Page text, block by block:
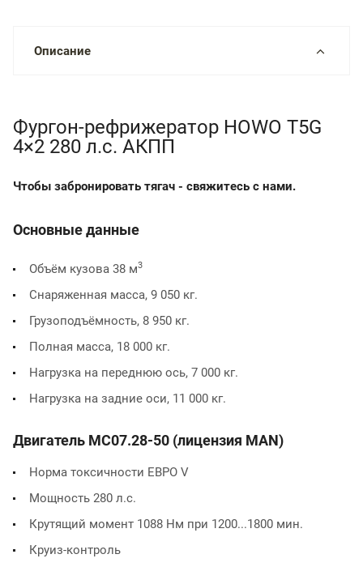
Описание
Фургон-рефрижератор HOWO T5G
4×2 280 л.с. АКПП
Чтобы забронировать тягач - свяжитесь с нами.
Основные данные
Объём кузова 38 м3
Снаряженная масса, 9 050 кг.
Грузоподъёмность, 8 950 кг.
Полная масса, 18 000 кг.
Нагрузка на переднюю ось, 7 000 кг.
Нагрузка на задние оси, 11 000 кг.
Двигатель МС07.28-50 (лицензия МАN)
Норма токсичности ЕВРО V
Мощность 280 л.с.
Крутящий момент 1088 Нм при 1200...1800 мин.
Круиз-контроль